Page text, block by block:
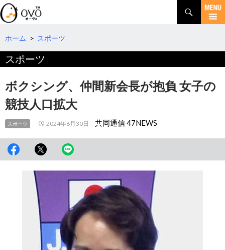
検
索
コ
テ
へ
動
ホーム > スポーツ
スポーツ
ボクシング、仲間新会長が抱負 女子の
競技人口拡大
スポーツ 2024年6月30日 共同通信 47NEWS